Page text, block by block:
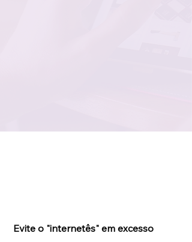
Evite o "internetês" em excesso